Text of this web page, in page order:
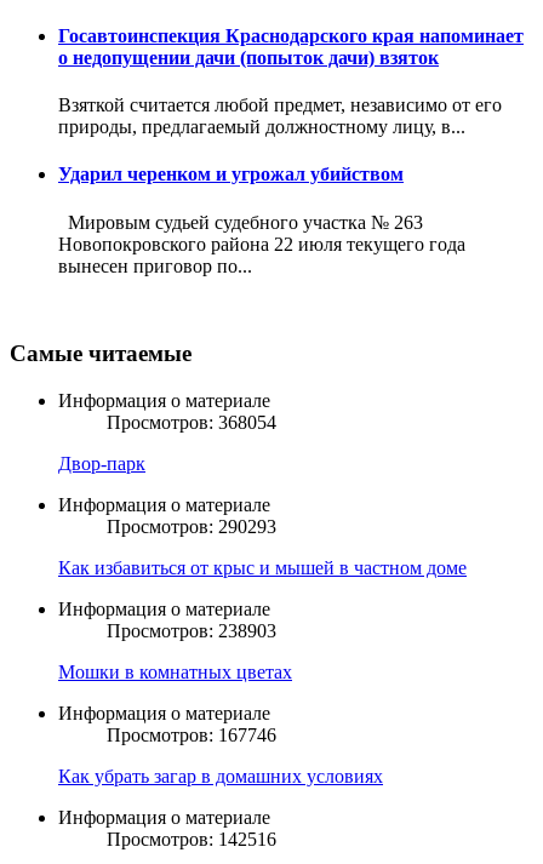
Госавтоинспекция Краснодарского края напоминает
о недопущении дачи (попыток дачи) взяток
Взяткой считается любой предмет, независимо от его
природы, предлагаемый должностному лицу, в...
Ударил черенком и угрожал убийством
Мировым судьей судебного участка № 263
Новопокровского района 22 июля текущего года
вынесен приговор по...
Самые читаемые
Информация о материале
Просмотров: 368054
Двор-парк
Информация о материале
Просмотров: 290293
Как избавиться от крыс и мышей в частном доме
Информация о материале
Просмотров: 238903
Мошки в комнатных цветах
Информация о материале
Просмотров: 167746
Как убрать загар в домашних условиях
Информация о материале
Просмотров: 142516